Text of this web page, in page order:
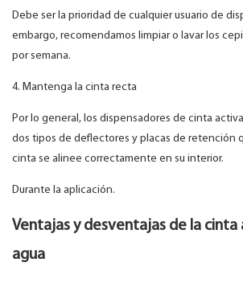
Debe ser la prioridad de cualquier usuario de
embargo, recomendamos limpiar o lavar los
por semana.
4. Mantenga la cinta recta
Por lo general, los dispensadores de cinta
dos tipos de deflectores y placas de retención
cinta se alinee correctamente en su interior.
Durante la aplicación.
Ventajas y desventajas de la
agua